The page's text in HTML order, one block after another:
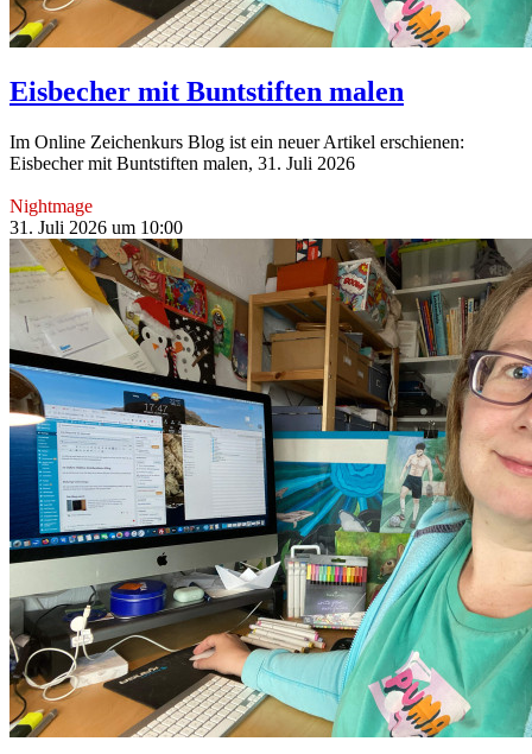
Eisbecher mit Buntstiften malen
Im Online Zeichenkurs Blog ist ein neuer Artikel erschienen:
Eisbecher mit Buntstiften malen, 31. Juli 2026
Nightmage
31. Juli 2026 um 10:00